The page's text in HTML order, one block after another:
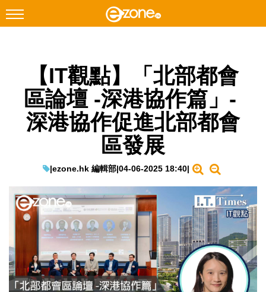
Facebook Instagram
科技焦點
網絡生活
教學評測
EduTech
IT Times
生成式AI與雲端應用
Enterprise Digital Transformation
特集
【IT觀點】「北部都會
區論壇 -深港協作篇」-
深港協作促進北部都會
區發展
|ezone.hk 編輯部|04-06-2025 18:40|